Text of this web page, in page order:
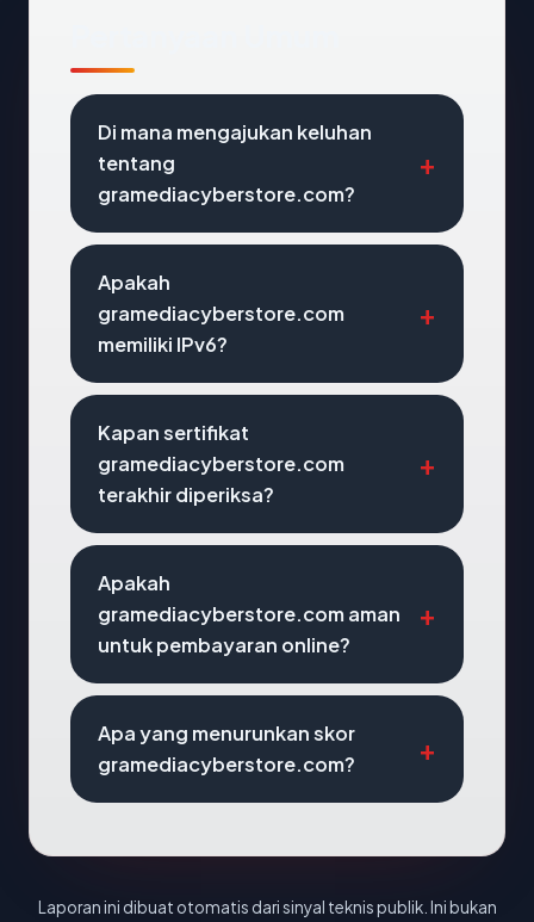
Di mana mengajukan keluhan
tentang
gramediacyberstore.com?
Apakah
gramediacyberstore.com
memiliki IPv6?
Kapan sertifikat
gramediacyberstore.com
terakhir diperiksa?
Apakah
gramediacyberstore.com aman
untuk pembayaran online?
Apa yang menurunkan skor
gramediacyberstore.com?
Laporan ini dibuat otomatis dari sinyal teknis publik. Ini bukan